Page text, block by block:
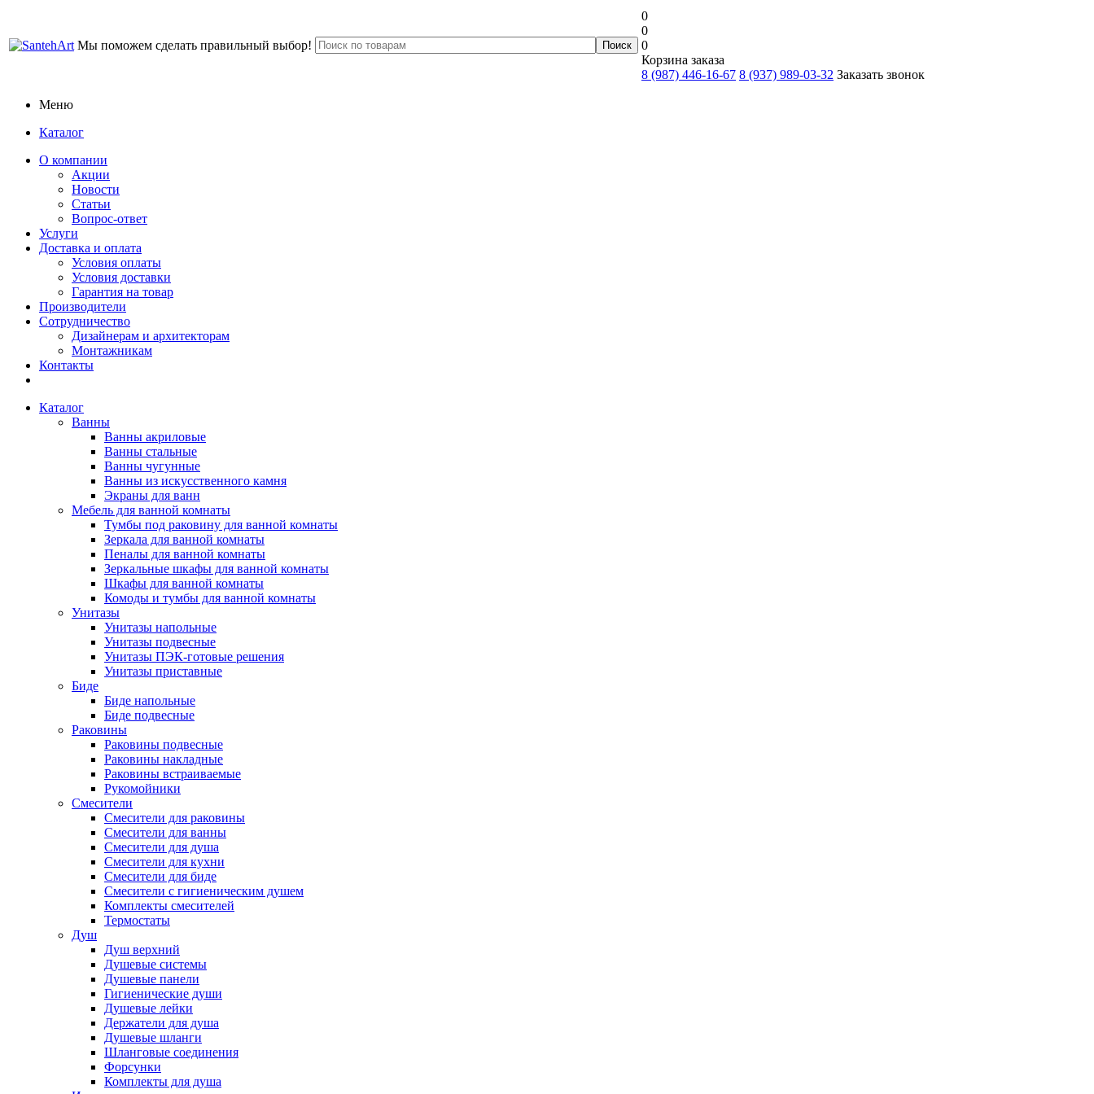
Мы поможем сделать правильный выбор!
0
0
0
Корзина заказа
8 (987) 446-16-67 8 (937) 989-03-32 Заказать звонок
Меню
Каталог
О компании
Акции
Новости
Статьи
Вопрос-ответ
Услуги
Доставка и оплата
Условия оплаты
Условия доставки
Гарантия на товар
Производители
Сотрудничество
Дизайнерам и архитекторам
Монтажникам
Контакты
Каталог
Ванны
Ванны акриловые
Ванны стальные
Ванны чугунные
Ванны из искусственного камня
Экраны для ванн
Мебель для ванной комнаты
Тумбы под раковину для ванной комнаты
Зеркала для ванной комнаты
Пеналы для ванной комнаты
Зеркальные шкафы для ванной комнаты
Шкафы для ванной комнаты
Комоды и тумбы для ванной комнаты
Унитазы
Унитазы напольные
Унитазы подвесные
Унитазы ПЭК-готовые решения
Унитазы приставные
Биде
Биде напольные
Биде подвесные
Раковины
Раковины подвесные
Раковины накладные
Раковины встраиваемые
Рукомойники
Смесители
Смесители для раковины
Смесители для ванны
Смесители для душа
Смесители для кухни
Смесители для биде
Смесители с гигиеническим душем
Комплекты смесителей
Термостаты
Душ
Душ верхний
Душевые системы
Душевые панели
Гигиенические души
Душевые лейки
Держатели для душа
Душевые шланги
Шланговые соединения
Форсунки
Комплекты для душа